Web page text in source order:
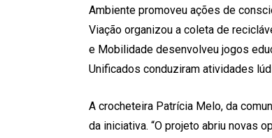
Ambiente promoveu ações de
Viação organizou a coleta de
e Mobilidade desenvolveu jogos
Unificados conduziram atividades
A crocheteira Patrícia Melo, da
da iniciativa. “O projeto abriu novas